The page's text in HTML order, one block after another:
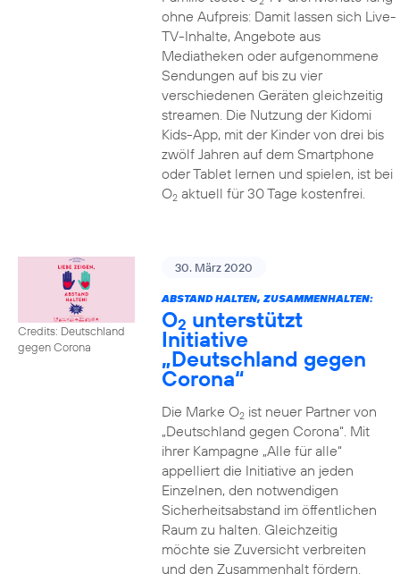
ohne Aufpreis: Damit lassen sich Live-
TV-Inhalte, Angebote aus
Mediatheken oder aufgenommene
Sendungen auf bis zu vier
verschiedenen Geräten gleichzeitig
streamen. Die Nutzung der Kidomi
Kids-App, mit der Kinder von drei bis
zwölf Jahren auf dem Smartphone
oder Tablet lernen und spielen, ist bei
O2aktuell für 30 Tage kostenfrei.
Credits: Deutschland
gegen Corona
30. März 2020
ABSTAND HALTEN, ZUSAMMENHALTEN:
O2 unterstützt
Initiative
„Deutschland gegen
Corona“
Die Marke O2ist neuer Partner von
„Deutschland gegen Corona“. Mit
ihrer Kampagne „Alle für alle“
appelliert die Initiative an jeden
Einzelnen, den notwendigen
Sicherheitsabstand im öffentlichen
Raum zu halten. Gleichzeitig
möchte sie Zuversicht verbreiten
und den Zusammenhalt fördern.